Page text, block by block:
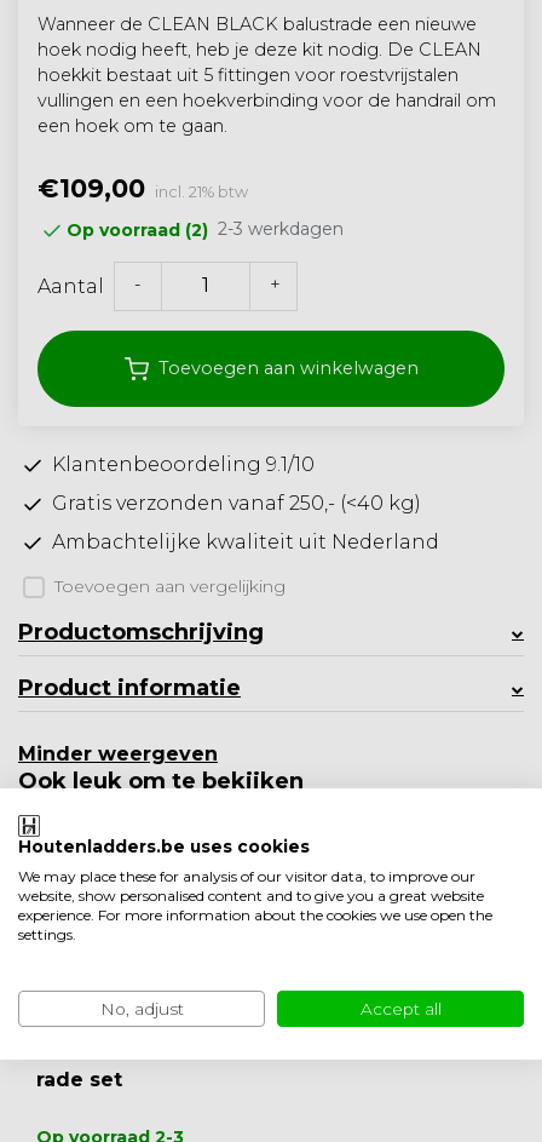
Wanneer de CLEAN BLACK balustrade een nieuwe
hoek nodig heeft, heb je deze kit nodig. De CLEAN
hoekkit bestaat uit 5 fittingen voor roestvrijstalen
vullingen en een hoekverbinding voor de handrail om
een hoek om te gaan.
€109,00 incl. 21% btw
Op voorraad (2) 2-3 werkdagen
Aantal - +
Toevoegen aan winkelwagen
Klantenbeoordeling 9.1/10
Gratis verzonden vanaf 250,- (<40 kg)
Ambachtelijke kwaliteit uit Nederland
Toevoegen aan vergelijking
Productomschrijving
Product informatie
Minder weergeven
Ook leuk om te bekijken
rade set
Op voorraad 2-3
Houtenladders.be uses cookies
We may place these for analysis of our visitor data, to improve our
website, show personalised content and to give you a great website
experience. For more information about the cookies we use open the
settings.
No, adjust Accept all